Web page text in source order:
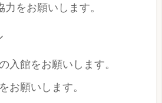
をお願いします。
入館をお願いします。
お願いします。